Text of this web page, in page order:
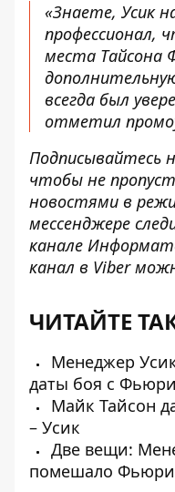
«Знаете, Усик
профессионал,
места Тайсона
всегда был
отметил
Подписывайтесь
чтобы не
новостями в
мессенджере
канале
канал в Viber
ЧИТАЙТЕ
Менеджер
даты боя с Фьюри
Майк Тайсон
– Усик
Две вещи:
помешало Фьюри